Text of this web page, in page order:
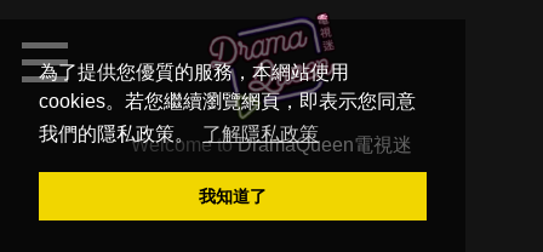
為了提供您優質的服務，本網站使用
cookies。若您繼續瀏覽網頁，即表示您同意
我們的隱私政策。
了解隱私政策
我知道了
Welcome toDramaQueen電視迷